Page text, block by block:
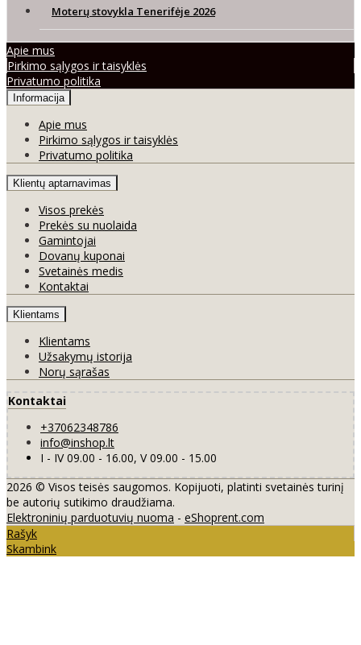
Moterų stovykla Tenerifėje 2026
Apie mus
Pirkimo sąlygos ir taisyklės
Privatumo politika
Informacija
Apie mus
Pirkimo sąlygos ir taisyklės
Privatumo politika
Klientų aptarnavimas
Visos prekės
Prekės su nuolaida
Gamintojai
Dovanų kuponai
Svetainės medis
Kontaktai
Klientams
Klientams
Užsakymų istorija
Norų sąrašas
Kontaktai
+37062348786
info@inshop.lt
I - IV 09.00 - 16.00, V 09.00 - 15.00
2026 © Visos teisės saugomos. Kopijuoti, platinti svetainės turinį
be autorių sutikimo draudžiama.
Elektroninių parduotuvių nuoma - eShoprent.com
Rašyk
Skambink